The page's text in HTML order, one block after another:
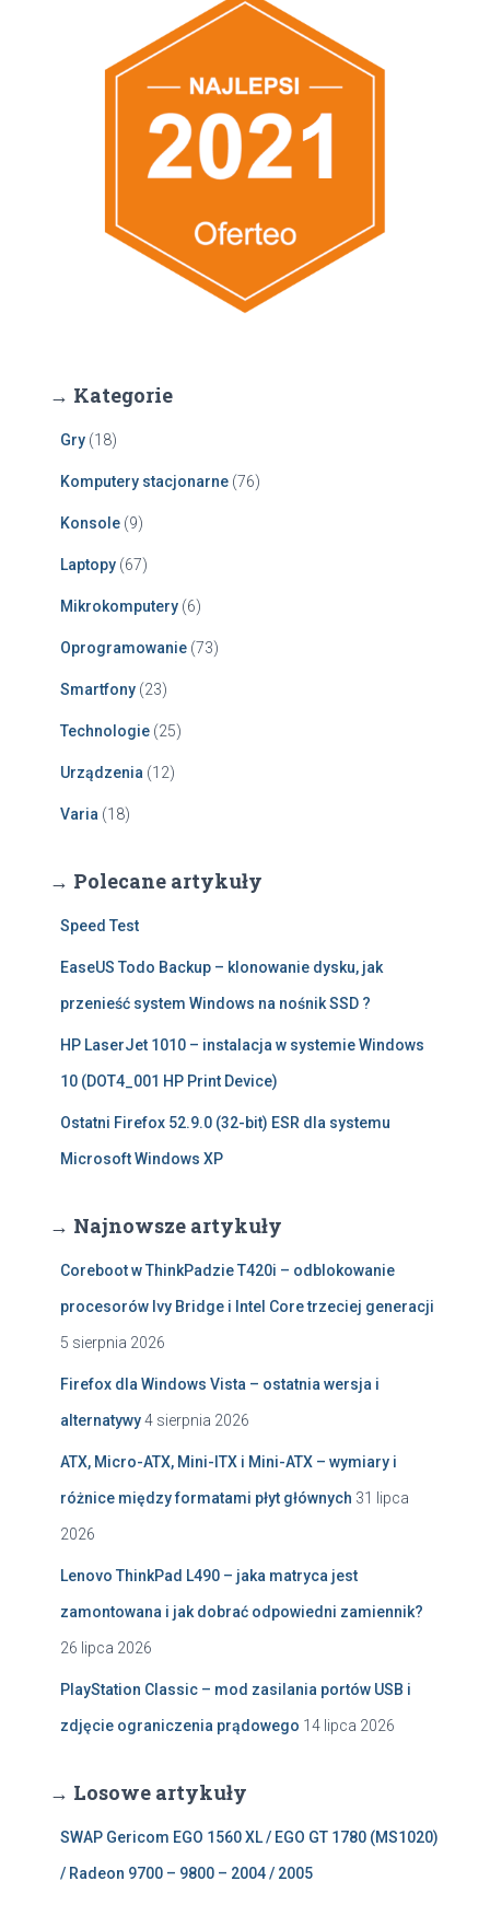
→ Kategorie
Gry (18)
Komputery stacjonarne (76)
Konsole (9)
Laptopy (67)
Mikrokomputery (6)
Oprogramowanie (73)
Smartfony (23)
Technologie (25)
Urządzenia (12)
Varia (18)
→ Polecane artykuły
Speed Test
EaseUS Todo Backup – klonowanie dysku, jak
przenieść system Windows na nośnik SSD ?
HP LaserJet 1010 – instalacja w systemie Windows
10 (DOT4_001 HP Print Device)
Ostatni Firefox 52.9.0 (32-bit) ESR dla systemu
Microsoft Windows XP
→ Najnowsze artykuły
Coreboot w ThinkPadzie T420i – odblokowanie
procesorów Ivy Bridge i Intel Core trzeciej generacji
5 sierpnia 2026
Firefox dla Windows Vista – ostatnia wersja i
alternatywy4 sierpnia 2026
ATX, Micro-ATX, Mini-ITX i Mini-ATX – wymiary i
różnice między formatami płyt głównych 31 lipca
2026
Lenovo ThinkPad L490 – jaka matryca jest
zamontowana i jak dobrać odpowiedni zamiennik?
26 lipca 2026
PlayStation Classic – mod zasilania portów USB i
zdjęcie ograniczenia prądowego 14 lipca 2026
→ Losowe artykuły
SWAP Gericom EGO 1560 XL / EGO GT 1780 (MS1020)
/ Radeon 9700 – 9800 – 2004 / 2005